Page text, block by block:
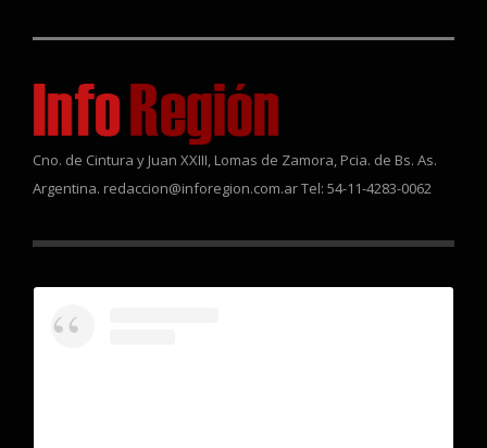
Cno. de Cintura y Juan XXIII, Lomas de Zamora, Pcia. de Bs. As.
Argentina. redaccion@inforegion.com.ar Tel: 54-11-4283-0062